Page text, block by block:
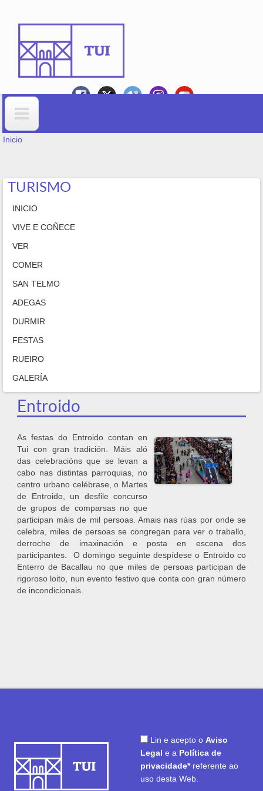
Formulario de busca
VOSTEDE ESTÁ AQUÍ
Inicio
TURISMO
INICIO
VIVE E COÑECE
VER
COMER
SAN TELMO
ADEGAS
DURMIR
FESTAS
RUEIRO
GALERÍA
Entroido
As festas do Entroido contan en
Tui con gran tradición. Máis aló
das celebracións que se levan a
cabo nas distintas parroquias, no
centro urbano celébrase, o Martes
de Entroido, un desfile concurso
de grupos de comparsas no que
participan máis de mil persoas. Amais nas rúas por onde se
celebra, miles de persoas se congregan para ver o traballo,
derroche de imaxinación e posta en escena dos
participantes. O domingo seguinte despídese o Entroido co
Enterro de Bacallau no que miles de persoas participan de
rigoroso loito, nun evento festivo que conta con gran número
de incondicionais.
Lin e acepto o Aviso
Legal e a Política de
privacidade* referente ao
uso desta Web.